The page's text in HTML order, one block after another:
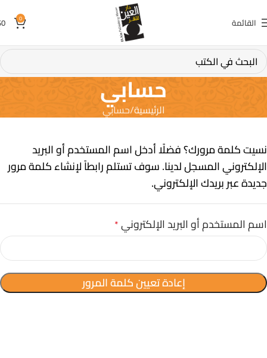
القائمة 0
0
حسابي
الرئيسية حسابي
نسيت كلمة مرورك؟ فضلًا أدخل اسم المستخدم أو البريد
الإلكتروني المسجل لدينا. سوف تستلم رابطاً لإنشاء كلمة مرور
جديدة عبر بريدك الإلكتروني.
اسم المستخدم أو البريد الإلكتروني*
إعادة تعيين كلمة المرور